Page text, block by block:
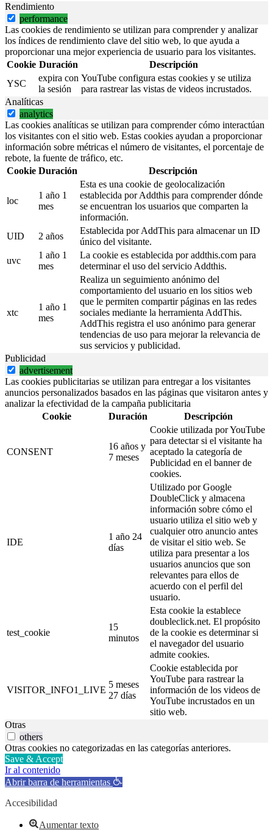
Rendimiento
performance
Las cookies de rendimiento se utilizan para comprender y analizar
los índices de rendimiento clave del sitio web, lo que ayuda a
proporcionar una mejor experiencia de usuario para los visitantes.
Cookie Duración
Descripción
YSC
expira con
la sesión
YouTube configura estas cookies y se utiliza
para rastrear las vistas de videos incrustados.
Analíticas
analytics
Las cookies analíticas se utilizan para comprender cómo interactúan
los visitantes con el sitio web. Estas cookies ayudan a proporcionar
información sobre métricas el número de visitantes, el porcentaje de
rebote, la fuente de tráfico, etc.
Cookie Duración Descripción
loc
1 año 1
mes
Esta es una cookie de geolocalización
establecida por Addthis para comprender dónde
se encuentran los usuarios que comparten la
información.
UID
2 años
Establecida por AddThis para almacenar un ID
único del visitante.
uvc
1 año 1
mes
La cookie es establecida por addthis.com para
determinar el uso del servicio Addthis.
xtc
1 año 1
mes
Realiza un seguimiento anónimo del
comportamiento del usuario en los sitios web
que le permiten compartir páginas en las redes
sociales mediante la herramienta AddThis.
AddThis registra el uso anónimo para generar
tendencias de uso para mejorar la relevancia de
sus servicios y publicidad.
Publicidad
advertisement
Las cookies publicitarias se utilizan para entregar a los visitantes
anuncios personalizados basados en las páginas que visitaron antes y
analizar la efectividad de la campaña publicitaria
Cookie
Duración Descripción
CONSENT
16 años y
7 meses
Cookie utilizada por YouTube
para detectar si el visitante ha
aceptado la categoría de
Publicidad en el banner de
cookies.
IDE
1 año 24
días
Utilizado por Google
DoubleClick y almacena
información sobre cómo el
usuario utiliza el sitio web y
cualquier otro anuncio antes
de visitar el sitio web. Se
utiliza para presentar a los
usuarios anuncios que son
relevantes para ellos de
acuerdo con el perfil del
usuario.
test_cookie
15
minutos
Esta cookie la establece
doubleclick.net. El propósito
de la cookie es determinar si
el navegador del usuario
admite cookies.
VISITOR_INFO1_LIVE
5 meses
27 días
Cookie establecida por
YouTube para rastrear la
información de los videos de
YouTube incrustados en un
sitio web.
Otras
others
Otras cookies no categorizadas en las categorías anteriores.
Save & Accept
Ir al contenido
Abrir barra de herramientas
Accesibilidad
Aumentar texto